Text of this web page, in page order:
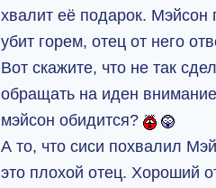
хвалит её подарок. Мэйсон
убит горем, отец от него
Вот скажите, что не так
обращать на иден
мэйсон обидится?
А то, что сиси похвалил
это плохой отец. Хороший